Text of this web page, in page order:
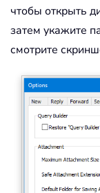
чтобы открыть
затем укажите
смотрите